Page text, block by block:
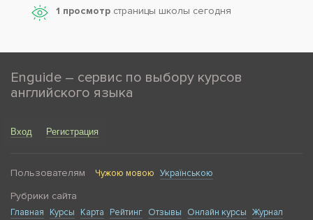
1 просмотр страницы школы сегодня
Enguide – сервис по выбору курсов
английского языка
Вход Регистрация
Пользователям Чужою мовою Українською
Рубрики сайта
Главная Курсы Карта Рейтинг Отзывы Онлайн курсы Журнал